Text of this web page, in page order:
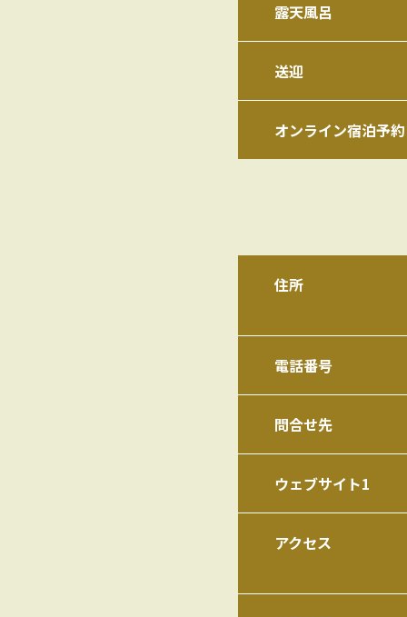
露天風呂
送迎
オンライン宿泊予約
住所
電話番号
問合せ先
ウェブサイト1
アクセス